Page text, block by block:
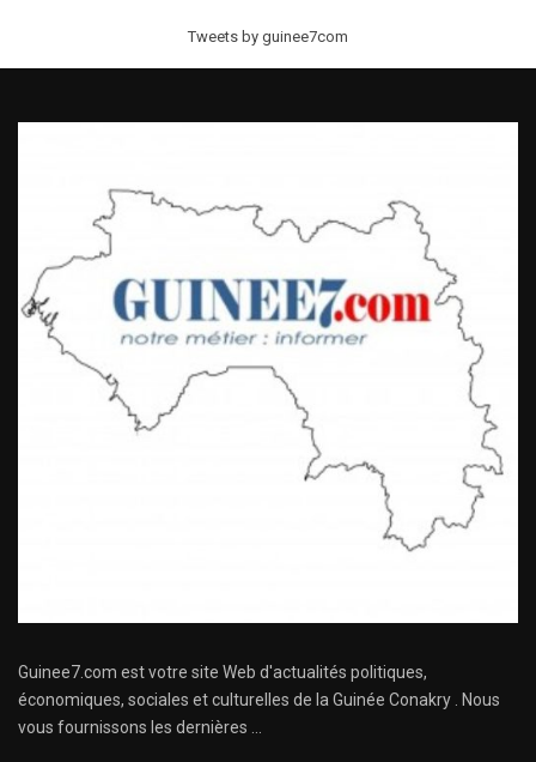
Tweets by guinee7com
Guinee7.com est votre site Web d'actualités politiques,
économiques, sociales et culturelles de la Guinée Conakry . Nous
vous fournissons les dernières ...